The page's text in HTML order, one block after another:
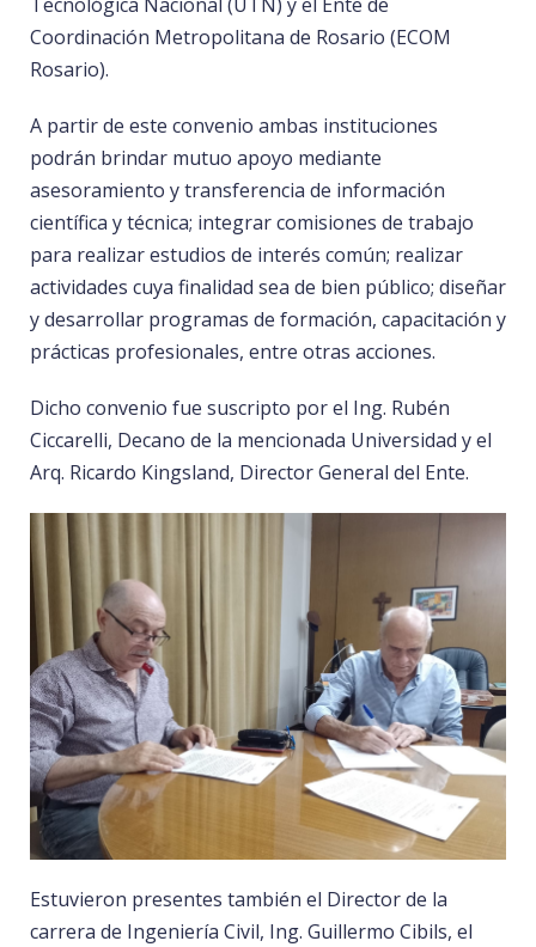
Coordinación Metropolitana de Rosario (ECOM
Rosario).
A partir de este convenio ambas instituciones
podrán brindar mutuo apoyo mediante
asesoramiento y transferencia de información
científica y técnica; integrar comisiones de trabajo
para realizar estudios de interés común; realizar
actividades cuya finalidad sea de bien público; diseñar
y desarrollar programas de formación, capacitación y
prácticas profesionales, entre otras acciones.
Dicho convenio fue suscripto por el Ing. Rubén
Ciccarelli, Decano de la mencionada Universidad y el
Arq. Ricardo Kingsland, Director General del Ente.
Estuvieron presentes también el Director de la
carrera de Ingeniería Civil, Ing. Guillermo Cibils, el